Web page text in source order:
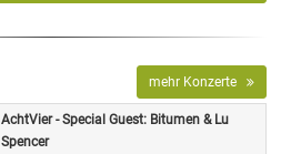
mehr Konzerte
AchtVier - Special Guest: Bitumen & Lu
Spencer